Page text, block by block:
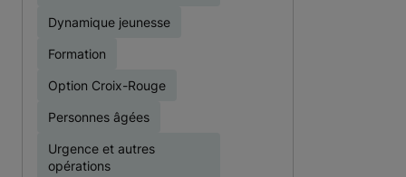
Dynamique jeunesse
Formation
Option Croix-Rouge
Personnes âgées
Urgence et autres
opérations